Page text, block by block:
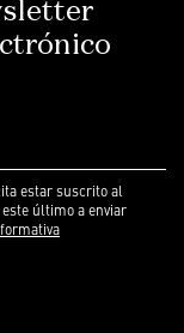
estar suscrito al
último a enviar